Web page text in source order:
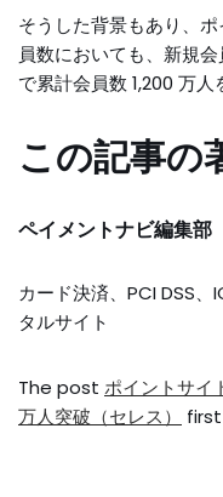
そうした背景もあり、
員数においても、新規
で累計会員数 1,200 万人
この記事の
ペイメントナビ編集部
カード決済、PCI DSS
タルサイト
The post ポイントサイ
万人突破（セレス）